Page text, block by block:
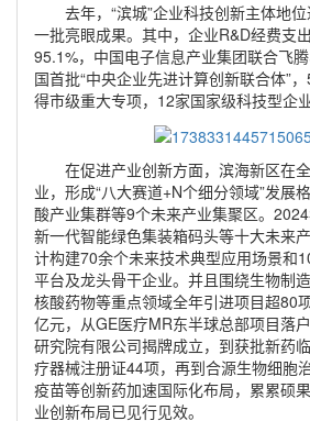
去年，“滨城”企业科技创新主体地
一批亮眼成果。其中，企业R&D经费支
95.1%，中国电子信息产业集团联合飞
国首批“中央企业先进计算创新联合体”
得市级重大专项，12家国家级科技型企
在促进产业创新方面，滨海新区在
业，形成“八大赛道+N个细分领域”发展
酸产业集群等9个未来产业集聚区。
新一代智能绿色集装箱码头等十大未来
计构建70余个未来技术典型应用场景和
平台及龙头骨干企业。并且围绕生物制
核酸药物等重点领域全年引进项目超80
亿元，从GE医疗MR东半球总部项目落
研究院有限公司揭牌成立，到获批新药
疗器械注册证44项，再到合源生物细胞
疫苗等创新药加速国际化布局，累累硕
业创新布局已见行见效。